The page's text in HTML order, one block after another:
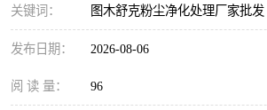
关键词： 图木舒克粉尘净化处理厂家批发
发布日期： 2026-08-06
阅 读 量： 96